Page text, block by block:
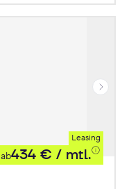
Leasing
ab434 € / mtl.